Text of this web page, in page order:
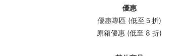
優惠
優惠專區 (低至５折)
原箱優惠 (低至 8 折)